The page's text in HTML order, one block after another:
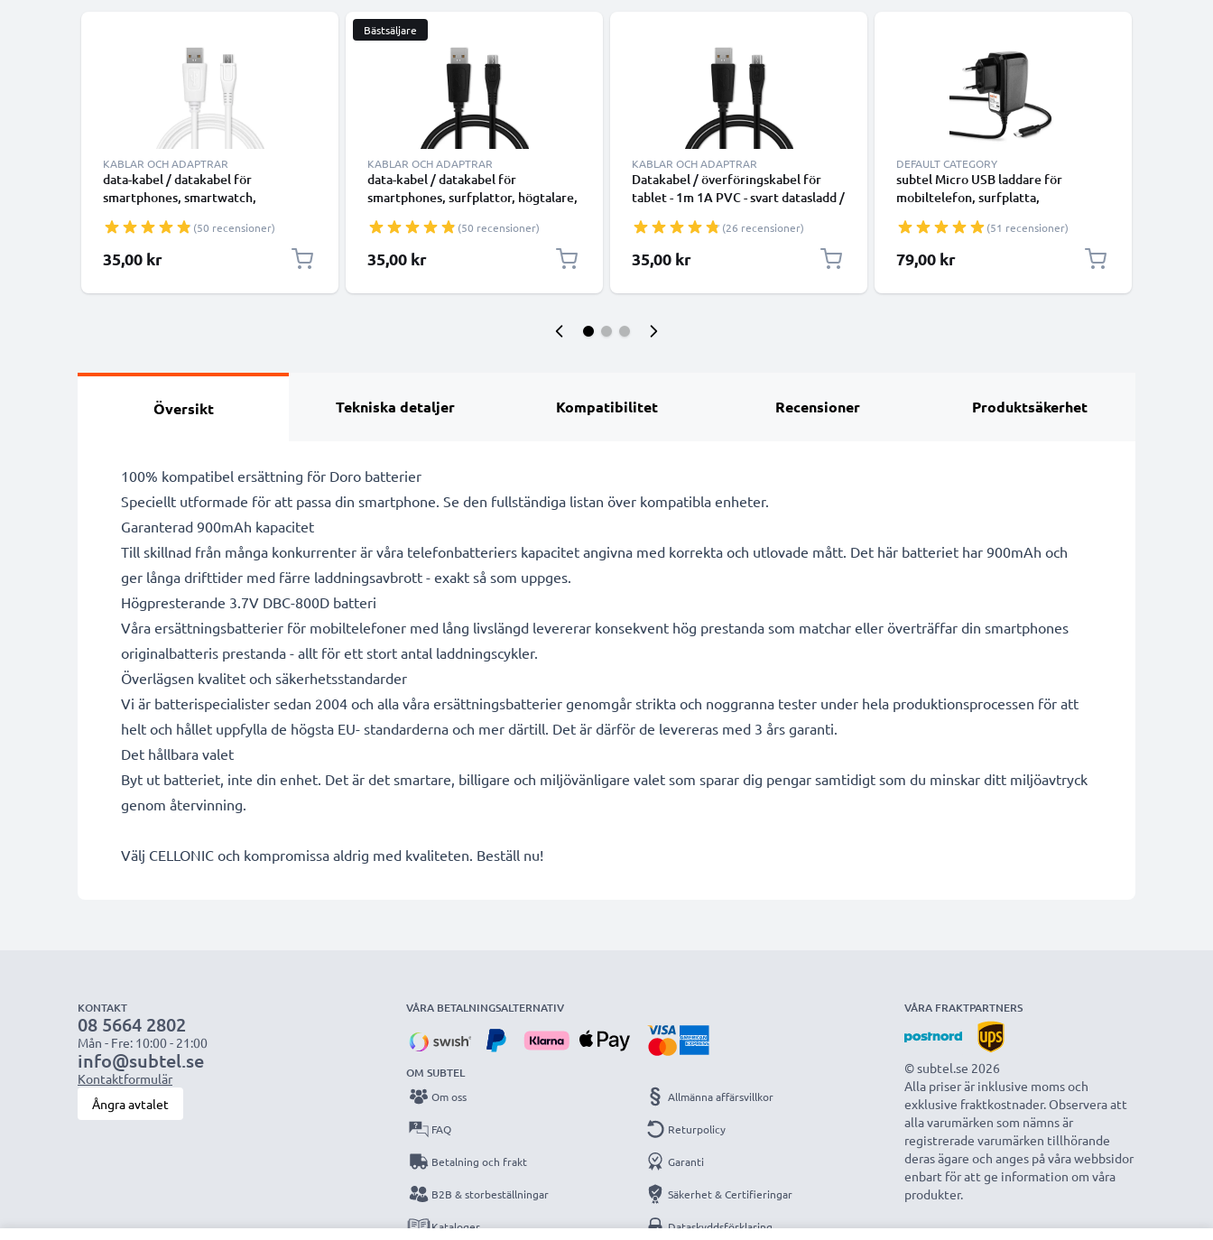
KABLAR OCH ADAPTRAR
data-kabel / datakabel för
smartphones, smartwatch,
1m 1A överföringssladd PVC
Datakabel vit
(50 recensioner)
35,00 kr
Bästsäljare
KABLAR OCH ADAPTRAR
data-kabel / datakabel för
smartphones, surfplattor, högtalare,
hörlurar - 1m 1A överföringssladd
PVC Datakabel svart
(50 recensioner)
35,00 kr
KABLAR OCH ADAPTRAR
Datakabel / överföringskabel för
tablet - 1m 1A PVC - svart datasladd /
(26 recensioner)
35,00 kr
DEFAULT CATEGORY
subtel Micro USB laddare för
mobiltelefon, surfplatta,
GPS Laddningskabel - 1A / 1000mA,
1,1m
(51 recensioner)
79,00 kr
Översikt Tekniska detaljer Kompatibilitet Recensioner Produktsäkerhet
100% kompatibel ersättning för Doro batterier
Speciellt utformade för att passa din smartphone. Se den fullständiga listan över kompatibla enheter.
Garanterad 900mAh kapacitet
Till skillnad från många konkurrenter är våra telefonbatteriers kapacitet angivna med korrekta och utlovade mått. Det här batteriet har 900mAh och
ger långa drifttider med färre laddningsavbrott - exakt så som uppges.
Högpresterande 3.7V DBC-800D batteri
Våra ersättningsbatterier för mobiltelefoner med lång livslängd levererar konsekvent hög prestanda som matchar eller överträffar din smartphones
originalbatteris prestanda - allt för ett stort antal laddningscykler.
Överlägsen kvalitet och säkerhetsstandarder
Vi är batterispecialister sedan 2004 och alla våra ersättningsbatterier genomgår strikta och noggranna tester under hela produktionsprocessen för att
helt och hållet uppfylla de högsta EU- standarderna och mer därtill. Det är därför de levereras med 3 års garanti.
Det hållbara valet
Byt ut batteriet, inte din enhet. Det är det smartare, billigare och miljövänligare valet som sparar dig pengar samtidigt som du minskar ditt miljöavtryck
genom återvinning.
Välj CELLONIC och kompromissa aldrig med kvaliteten. Beställ nu!
KONTAKT
08 5664 2802
Mån - Fre: 10:00 - 21:00
info@subtel.se
Kontaktformulär
Ångra avtalet
VÅRA BETALNINGSALTERNATIV
OM SUBTEL
Om oss
FAQ
Betalning och frakt
B2B & storbeställningar
Kataloger
Allmänna affärsvillkor
Returpolicy
Garanti
Säkerhet & Certifieringar
Dataskyddsförklaring
VÅRA FRAKTPARTNERS
© subtel.se 2026
Alla priser är inklusive moms och
exklusive fraktkostnader. Observera att
alla varumärken som nämns är
registrerade varumärken tillhörande
deras ägare och anges på våra webbsidor
enbart för att ge information om våra
produkter.